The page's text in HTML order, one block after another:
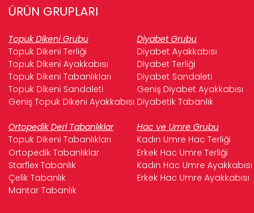
ÜRÜN GRUPLARI
Topuk Dikeni Grubu Diyabet Grubu
Topuk Dikeni Terliği
Diyabet Ayakkabısı
Topuk Dikeni Ayakkabısı
Diyabet Terliği
Topuk Dikeni Tabanlıkları
Diyabet Sandaleti
Topuk Dikeni Sandaleti
Geniş Diyabet Ayakkabısı
Geniş Topuk Dikeni Ayakkabısı Diyabetik Tabanlık
Ortopedik Deri Tabanlıklar
Hac ve Umre Grubu
Topuk Dikeni Tabanlıkları
Kadın Umre Hac Terliği
Ortopedik Tabanlıklar
Erkek Hac Umre Terliği
Starflex Tabanlık
Kadın Hac Umre Ayakkabısı
Çelik Tabanlık
Erkek Hac Umre Ayakkabısı
Mantar Tabanlık